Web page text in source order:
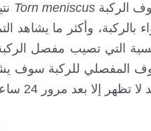
الركبةTorn meniscus
بالركبة، وأكثر ما
التي تصيب مفصل
المفصلي للركبة سوف
مرور 24 ساعة من التعرض للإصابة